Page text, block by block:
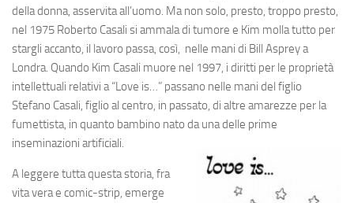
della donna, asservita all’uomo. Ma non solo, presto, troppo presto,
nel 1975 Roberto Casali si ammala di tumore e Kim molla tutto per
stargli accanto, il lavoro passa, così, nelle mani di Bill Aspreya
Londra. Quando Kim Casali muore nel 1997, i diritti per le proprietà
intellettuali relativi a “Love is…” passano nelle mani del figlio
Stefano Casali, figlio al centro, in passato, di altre amarezze per la
fumettista, in quanto bambino nato da una delle prime
inseminazioni artificiali.
A leggere tutta questa storia, fra
vita vera e comic-strip, emerge